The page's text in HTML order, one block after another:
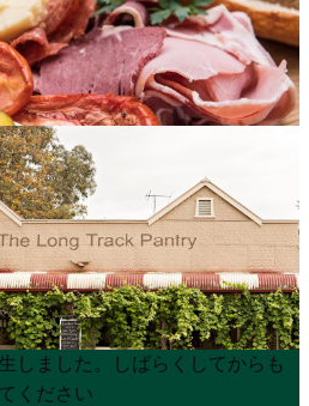
しました。しばらくしてからも
ください